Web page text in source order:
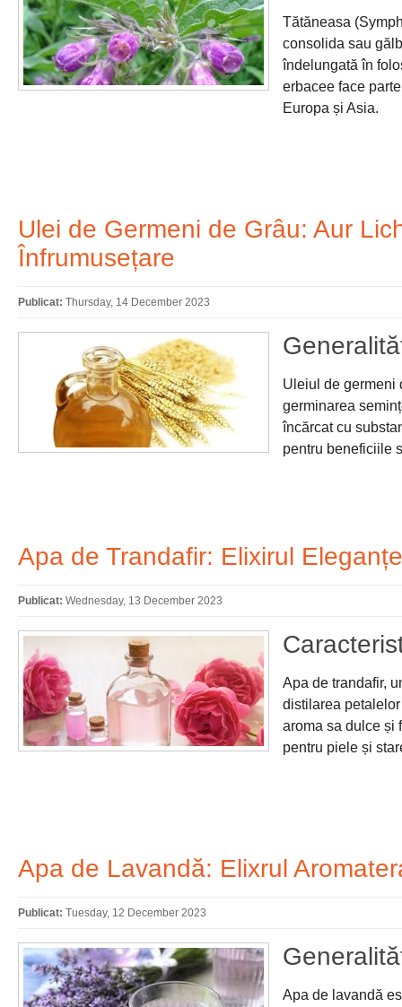
Tătăneasa
consolida sau
îndelungată în
erbacee face
Europa și Asia.
Ulei de Germeni de Grâu: Aur
Înfrumusețare
Publicat: Thursday, 14 December 2023
Uleiul de germeni
germinarea
încărcat cu
pentru beneficiile
Apa de Trandafir: Elixirul
Publicat: Wednesday, 13 December 2023
Apa de trandafir,
distilarea
aroma sa dulce și
pentru piele și
Apa de Lavandă: Elixrul
Publicat: Tuesday, 12 December 2023
Apa de lavandă